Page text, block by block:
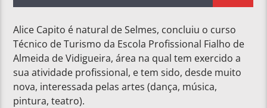
Alice Capito é natural de Selmes, concluiu o curso
Técnico de Turismo da Escola Profissional Fialho de
Almeida de Vidigueira, área na qual tem exercido a
sua atividade profissional, e tem sido, desde muito
nova, interessada pelas artes (dança, música,
pintura, teatro).